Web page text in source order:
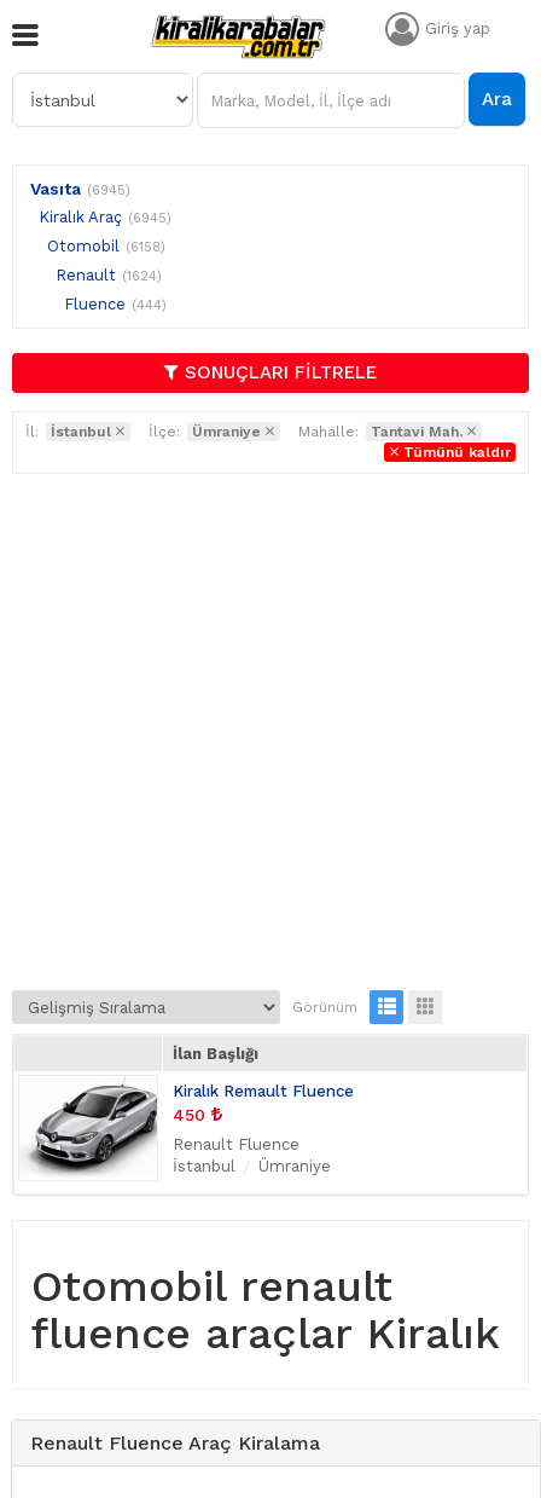
Giriş yap
Ara
Vasıta (6945)
Kiralık Araç (6945)
Otomobil (6158)
Renault (1624)
Fluence (444)
SONUÇLARI FİLTRELE
İl: İstanbul İlçe: Ümraniye Mahalle:
Tantavi Mah.
Tümünü kaldır
Görünüm
İlan Başlığı
Kiralık Remault Fluence
450
Renault Fluence
İstanbul
Ümraniye
Otomobil renault
fluence araçlar Kiralık
Renault Fluence Araç Kiralama